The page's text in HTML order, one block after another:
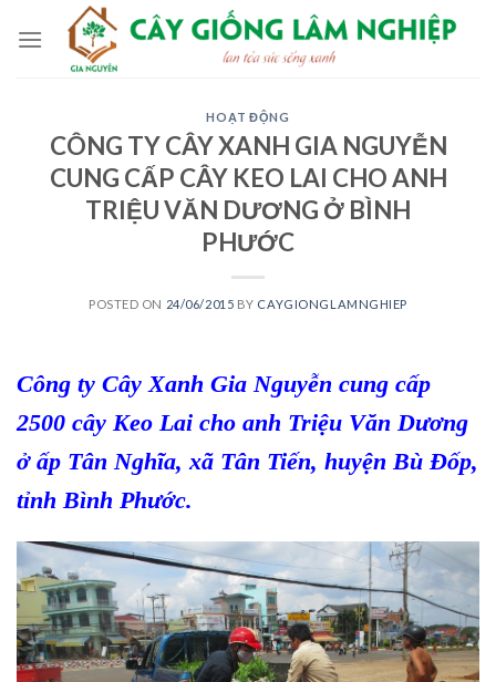
HOẠT ĐỘNG
CÔNG TY CÂY XANH GIA NGUYỄN
CUNG CẤP CÂY KEO LAI CHO ANH
TRIỆU VĂN DƯƠNG Ở BÌNH
PHƯỚC
POSTED ON 24/06/2015 BY CAYGIONGLAMNGHIEP
Công ty Cây Xanh Gia Nguyễn cung cấp
2500 cây Keo Lai cho anh Triệu Văn Dương
ở ấp Tân Nghĩa, xã Tân Tiến, huyện Bù Đốp,
tỉnh Bình Phước.